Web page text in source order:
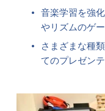
音楽学習を強
やリズムのゲー
さまざまな種
てのプレゼン